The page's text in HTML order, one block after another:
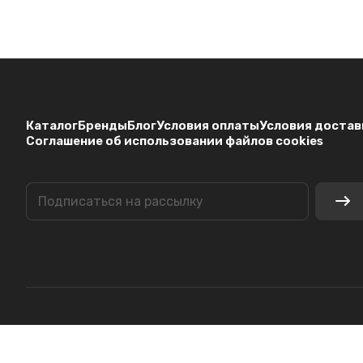
КаталогБрендыБлогУсловия оплатыУсловия
Соглашение об использовании файлов cookies